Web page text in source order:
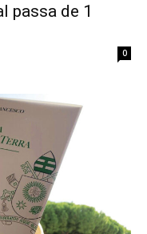
passa de 1
0